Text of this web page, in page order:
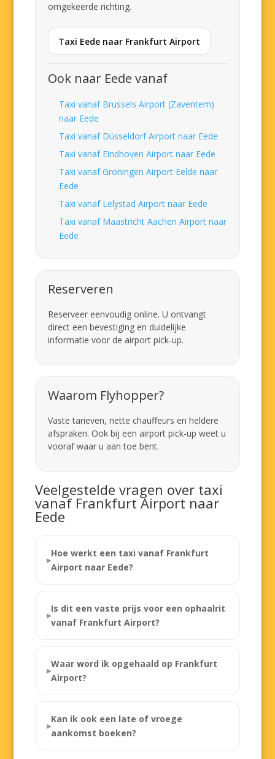
omgekeerde richting.
Taxi Eede naar Frankfurt Airport
Ook naar Eede vanaf
Taxi vanaf Brussels Airport (Zaventem)
naar Eede
Taxi vanaf Düsseldorf Airport naar Eede
Taxi vanaf Eindhoven Airport naar Eede
Taxi vanaf Groningen Airport Eelde naar
Eede
Taxi vanaf Lelystad Airport naar Eede
Taxi vanaf Maastricht Aachen Airport naar
Eede
Reserveren
Reserveer eenvoudig online. U ontvangt
direct een bevestiging en duidelijke
informatie voor de airport pick-up.
Waarom Flyhopper?
Vaste tarieven, nette chauffeurs en heldere
afspraken. Ook bij een airport pick-up weet u
vooraf waar u aan toe bent.
Veelgestelde vragen over taxi
vanaf Frankfurt Airport naar
Eede
Hoe werkt een taxi vanaf Frankfurt
Airport naar Eede?
Is dit een vaste prijs voor een ophaalrit
vanaf Frankfurt Airport?
Waar word ik opgehaald op Frankfurt
Airport?
Kan ik ook een late of vroege
aankomst boeken?